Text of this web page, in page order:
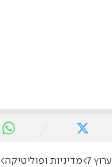
ערוץ 7 מדיניות ופוליטיקה